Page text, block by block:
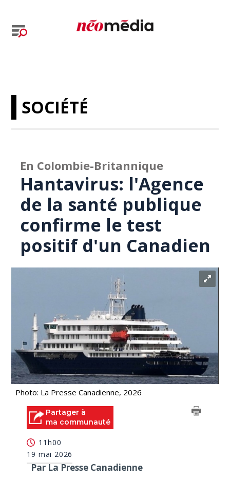
SOCIÉTÉ
En Colombie-Britannique
Hantavirus: l'Agence
de la santé publique
confirme le test
positif d'un Canadien
Photo: La Presse Canadienne, 2026
Partager à
ma communauté
11h00
19 mai 2026
Par La Presse Canadienne